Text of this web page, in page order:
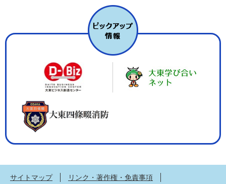
サイトマップ
リンク・著作権・免責事項